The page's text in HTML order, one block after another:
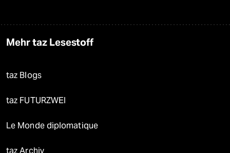
Mehr taz Lesestoff
taz Blogs
taz FUTURZWEI
Le Monde diplomatique
taz Archiv